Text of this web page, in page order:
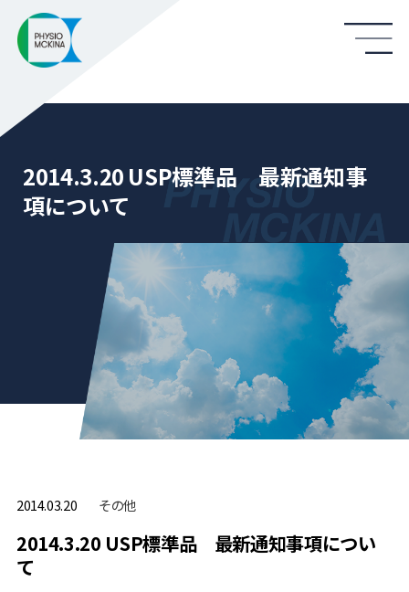
2014.3.20 USP標準品 最新通知事
項について
2014.03.20 その他
2014.3.20 USP標準品 最新通知事項につい
て